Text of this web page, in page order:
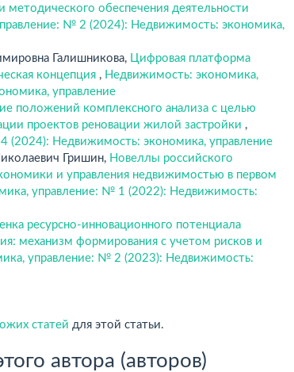
методического обеспечения деятельности
№ 2 (2024): Недвижимость: экономика,
Галишникова, Цифровая платформа
концепция , Недвижимость: экономика,
управление
положений комплексного анализа с целью
проектов реновации жилой застройки ,
(2024): Недвижимость: экономика, управление
Гришин, Новеллы российского
и управления недвижимостью в первом
управление: № 1 (2022): Недвижимость:
ресурсно-инновационного потенциала
механизм формирования с учетом рисков и
управление: № 2 (2023): Недвижимость:
статей для этой статьи.
автора (авторов)